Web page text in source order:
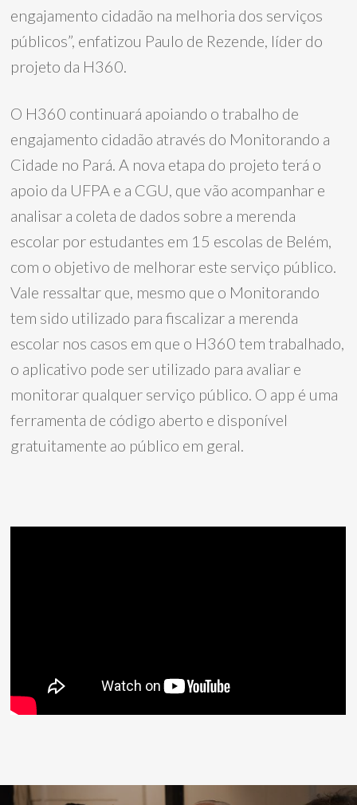
engajamento cidadão na melhoria dos serviços
públicos”, enfatizou Paulo de Rezende, líder do
projeto da H360.
O H360 continuará apoiando o trabalho de
engajamento cidadão através do Monitorando a
Cidade no Pará. A nova etapa do projeto terá o
apoio da UFPA e a CGU, que vão acompanhar e
analisar a coleta de dados sobre a merenda
escolar por estudantes em 15 escolas de Belém,
com o objetivo de melhorar este serviço público.
Vale ressaltar que, mesmo que o Monitorando
tem sido utilizado para fiscalizar a merenda
escolar nos casos em que o H360 tem trabalhado,
o aplicativo pode ser utilizado para avaliar e
monitorar qualquer serviço público. O app é uma
ferramenta de código aberto e disponível
gratuitamente ao público em geral.